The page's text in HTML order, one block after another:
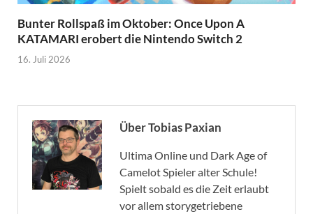
Bunter Rollspaß im Oktober: Once Upon A
KATAMARI erobert die Nintendo Switch 2
16. Juli 2026
Über Tobias Paxian
Ultima Online und Dark Age of
Camelot Spieler alter Schule!
Spielt sobald es die Zeit erlaubt
vor allem storygetriebene